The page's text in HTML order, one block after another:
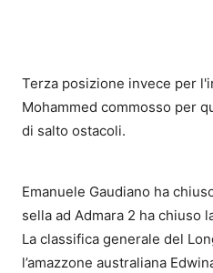
Terza posizione invece per
Mohammed commosso per
di salto ostacoli.
Emanuele Gaudiano ha
sella ad Admara 2 ha chiuso
La classifica generale del
l’amazzone australiana